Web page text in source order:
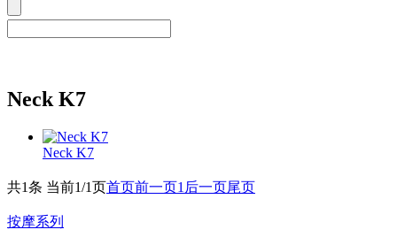
Neck K7
Neck K7
共1条 当前1/1页首页前一页1 后一页尾页
按摩系列